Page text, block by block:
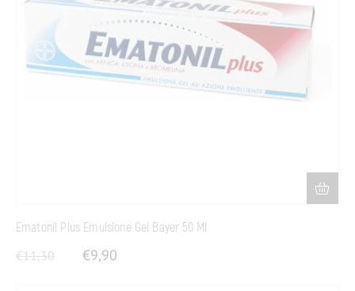
Ematonil Plus Emulsione Gel Bayer 50 Ml
€11,30 €9,90